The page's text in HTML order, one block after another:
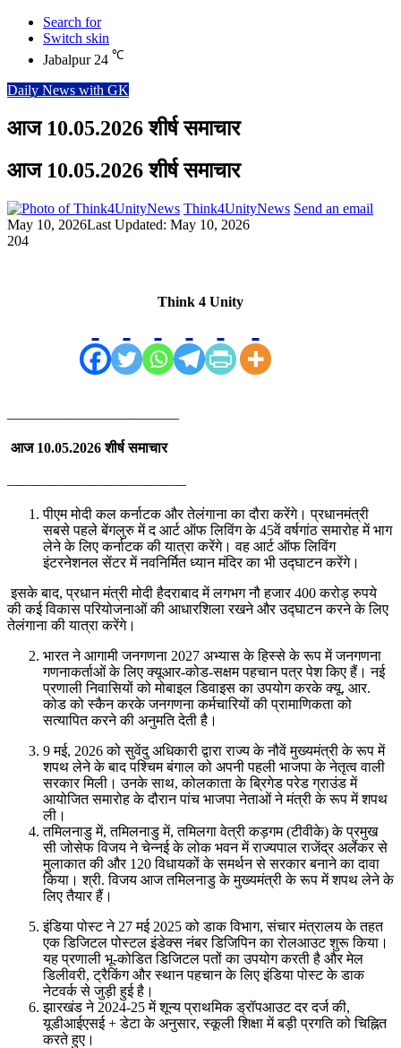
Search for
Switch skin
Jabalpur 24 ℃
Daily News with GK
आज 10.05.2026 शीर्ष समाचार
आज 10.05.2026 शीर्ष समाचार
Think4UnityNews Send an email
May 10, 2026Last Updated: May 10, 2026
204
Think 4 Unity
आज 10.05.2026 शीर्ष समाचार
————————————–
पीएम मोदी कल कर्नाटक और तेलंगाना का दौरा करेंगे। प्रधानमंत्री
सबसे पहले बेंगलुरु में द आर्ट ऑफ लिविंग के 45वें वर्षगांठ समारोह में भाग
लेने के लिए कर्नाटक की यात्रा करेंगे। वह आर्ट ऑफ लिविंग
इंटरनेशनल सेंटर में नवनिर्मित ध्यान मंदिर का भी उद्घाटन करेंगे।
इसके बाद, प्रधान मंत्री मोदी हैदराबाद में लगभग नौ हजार 400 करोड़ रुपये
की कई विकास परियोजनाओं की आधारशिला रखने और उद्घाटन करने के लिए
तेलंगाना की यात्रा करेंगे।
भारत ने आगामी जनगणना 2027 अभ्यास के हिस्से के रूप में जनगणना
गणनाकर्ताओं के लिए क्यूआर-कोड-सक्षम पहचान पत्र पेश किए हैं। नई
प्रणाली निवासियों को मोबाइल डिवाइस का उपयोग करके क्यू. आर.
कोड को स्कैन करके जनगणना कर्मचारियों की प्रामाणिकता को
सत्यापित करने की अनुमति देती है।
9 मई, 2026 को सुवेंदु अधिकारी द्वारा राज्य के नौवें मुख्यमंत्री के रूप में
शपथ लेने के बाद पश्चिम बंगाल को अपनी पहली भाजपा के नेतृत्व वाली
सरकार मिली। उनके साथ, कोलकाता के ब्रिगेड परेड ग्राउंड में
आयोजित समारोह के दौरान पांच भाजपा नेताओं ने मंत्री के रूप में शपथ
ली।
तमिलनाडु में, तमिलनाडु में, तमिलगा वेत्री कड़गम (टीवीके) के प्रमुख
सी जोसेफ विजय ने चेन्नई के लोक भवन में राज्यपाल राजेंद्र अर्लेकर से
मुलाकात की और 120 विधायकों के समर्थन से सरकार बनाने का दावा
किया। श्री. विजय आज तमिलनाडु के मुख्यमंत्री के रूप में शपथ लेने के
लिए तैयार हैं।
इंडिया पोस्ट ने 27 मई 2025 को डाक विभाग, संचार मंत्रालय के तहत
एक डिजिटल पोस्टल इंडेक्स नंबर डिजिपिन का रोलआउट शुरू किया।
यह प्रणाली भू-कोडित डिजिटल पतों का उपयोग करती है और मेल
डिलीवरी, ट्रैकिंग और स्थान पहचान के लिए इंडिया पोस्ट के डाक
नेटवर्क से जुड़ी हुई है।
झारखंड ने 2024-25 में शून्य प्राथमिक ड्रॉपआउट दर दर्ज की,
यूडीआईएसई + डेटा के अनुसार, स्कूली शिक्षा में बड़ी प्रगति को चिह्नित
करते हुए।